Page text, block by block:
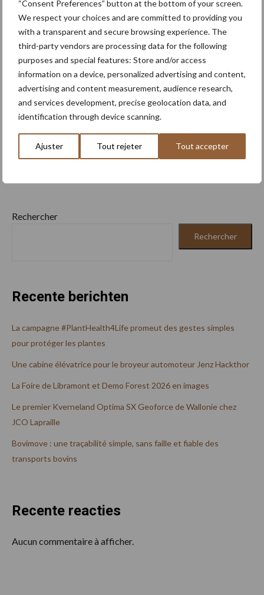
“Consent Preferences” button at the bottom of your screen.
We respect your choices and are committed to providing you
with a transparent and secure browsing experience. The
third-party vendors are processing data for the following
purposes and special features: Store and/or access
information on a device, personalized advertising and content,
advertising and content measurement, audience research,
and services development, precise geolocation data, and
identification through device scanning.
Ajuster Tout rejeter Tout accepter
En savoir plus
Rechercher
Rechercher
Recente berichten
La campagne #PlantHealth4Life promeut des gestes simples
pour protéger les plantes
Une cabine élévatrice pour le broyeur automoteur Jenz Hackthor
La Foire de Libramont et Demo Forest 2026 en images
Le premier Kverneland Optima SX Geoforce de Wallonie chez
JCO Lapraille
Bovimove : une traçabilité simple, sans faille et fiable des
transports bovins
Recente reacties
Aucun commentaire à afficher.